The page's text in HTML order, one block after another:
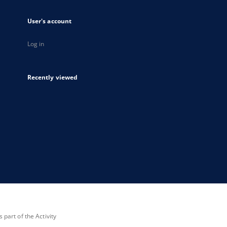
User's account
Log in
Recently viewed
part of the Activity